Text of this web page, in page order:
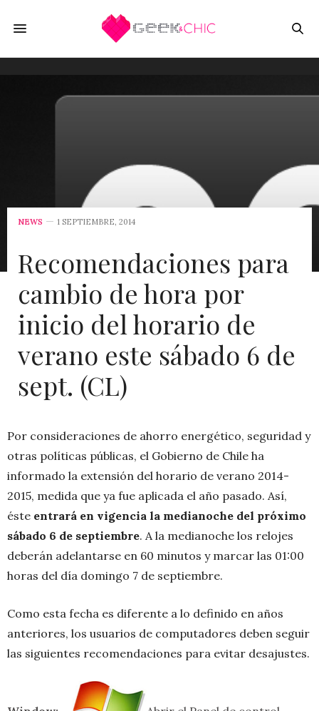
NEWS 1 SEPTIEMBRE, 2014
Recomendaciones para
cambio de hora por
inicio del horario de
verano este sábado 6 de
sept. (CL)
Por consideraciones de ahorro energético, seguridad y
otras políticas públicas, el Gobierno de Chile ha
informado la extensión del horario de verano 2014-
2015, medida que ya fue aplicada el año pasado. Así,
éste entrará en vigencia la medianoche del próximo
sábado 6 de septiembre. A la medianoche los relojes
deberán adelantarse en 60 minutos y marcar las 01:00
horas del día domingo 7 de septiembre.
Como esta fecha es diferente a lo definido en años
anteriores, los usuarios de computadores deben seguir
las siguientes recomendaciones para evitar desajustes.